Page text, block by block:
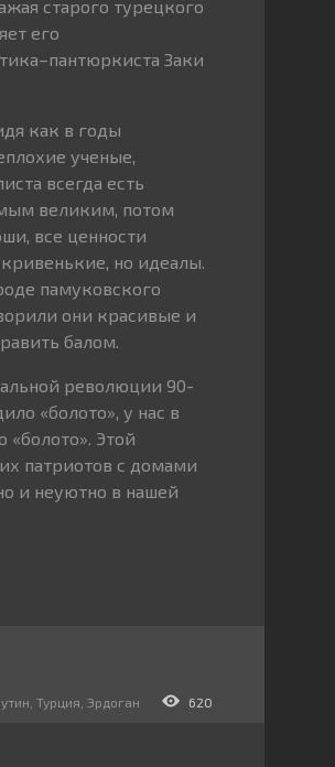
старого турецкого
его
Заки
как в годы
ученые,
всегда есть
великим, потом
все ценности
но идеалы.
памуковского
они красивые и
балом.
революции 90-
«болото», у нас в
Этой
патриотов с домами
и неуютно в нашей
Турция Эрдоган 620